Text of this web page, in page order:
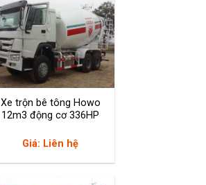
Xe trộn bê tông Howo
12m3 động cơ 336HP
Giá: Liên hệ